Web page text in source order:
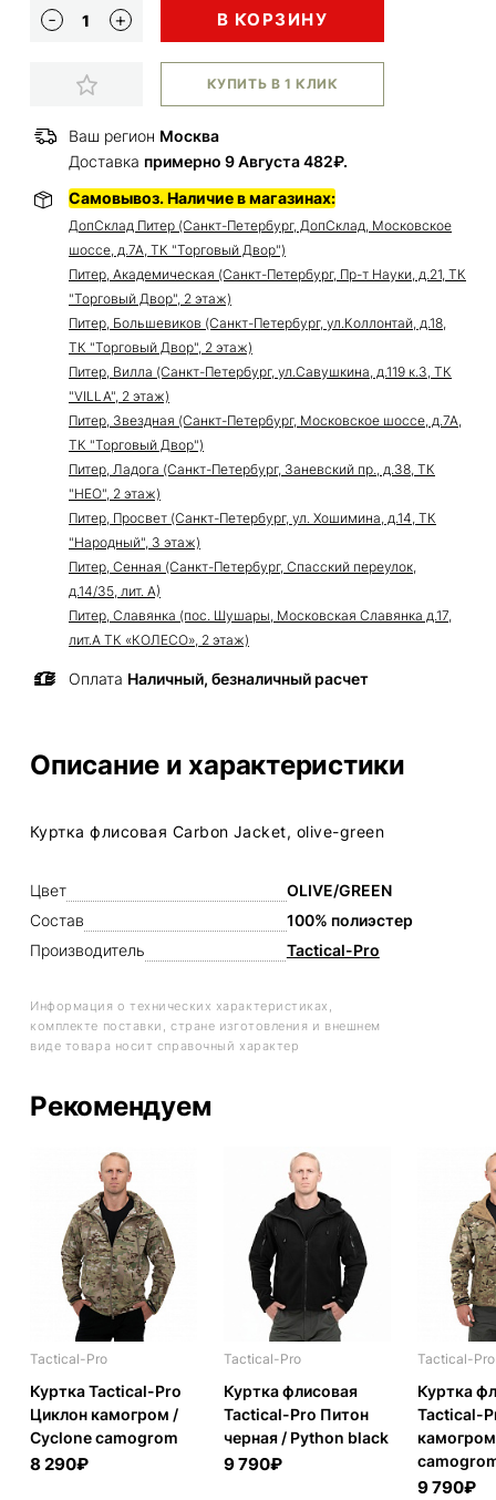
В КОРЗИНУ
КУПИТЬ В 1 КЛИК
Ваш регион Москва
Доставка примерно 9 Августа 482₽.
Самовывоз. Наличие в магазинах:
ДопСклад Питер (Санкт-Петербург, ДопСклад, Московское
шоссе, д.7А, ТК "Торговый Двор")
Питер, Академическая (Санкт-Петербург, Пр-т Науки, д.21, ТК
"Торговый Двор", 2 этаж)
Питер, Большевиков (Санкт-Петербург, ул.Коллонтай, д.18,
ТК "Торговый Двор", 2 этаж)
Питер, Вилла (Санкт-Петербург, ул.Савушкина, д.119 к.3, ТК
"VILLA", 2 этаж)
Питер, Звездная (Санкт-Петербург, Московское шоссе, д.7А,
ТК "Торговый Двор")
Питер, Ладога (Санкт-Петербург, Заневский пр., д.38, ТК
"НЕО", 2 этаж)
Питер, Просвет (Санкт-Петербург, ул. Хошимина, д.14, ТК
"Народный", 3 этаж)
Питер, Сенная (Санкт-Петербург, Спасский переулок,
д.14/35, лит. А)
Питер, Славянка (пос. Шушары, Московская Славянка д.17,
лит.А ТК «КОЛЕСО», 2 этаж)
Оплата Наличный, безналичный расчет
Описание и характеристики
Куртка флисовая Carbon Jacket, olive-green
Цвет
OLIVE/GREEN
Состав
100% полиэстер
Производитель
Tactical-Pro
Информация о технических характеристиках,
комплекте поставки, стране изготовления и внешнем
виде товара носит справочный характер
Рекомендуем
Tactical-Pro
Куртка Tactical-Pro
Циклон камогром /
Cyclone camogrom
8 290₽
Tactical-Pro
Куртка флисовая
Tactical-Pro Питон
черная / Python black
9 790₽
Tactical-Pro
Куртка
Tactical-
9 790₽